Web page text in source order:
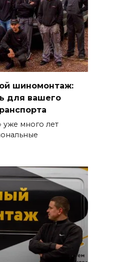
шиномонтаж:
для вашего
уже много лет